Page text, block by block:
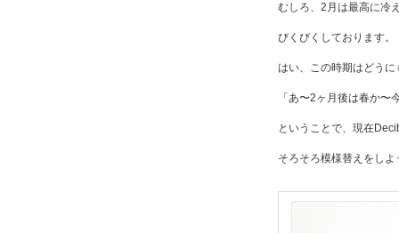
むしろ、2月は最高に冷
びくびくしております。
はい、この時期はどう
「あ〜2ヶ月後は春か
ということで、現在
そろそろ模様替えをし